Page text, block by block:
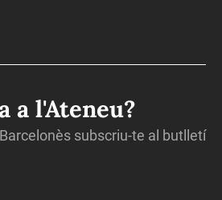
a l'Ateneu?
subscriu-te al butlletí